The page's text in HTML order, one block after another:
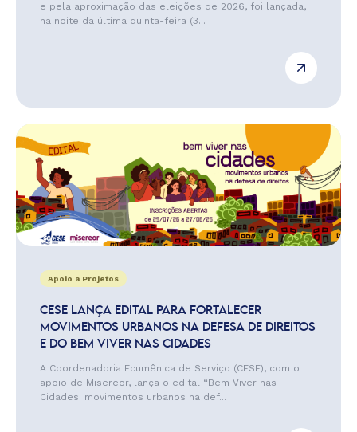
e pela aproximação das eleições de 2026, foi lançada,
na noite da última quinta-feira (3...
Apoio a Projetos
CESE LANÇA EDITAL PARA FORTALECER
MOVIMENTOS URBANOS NA DEFESA DE DIREITOS
E DO BEM VIVER NAS CIDADES
A Coordenadoria Ecumênica de Serviço (CESE), com o
apoio de Misereor, lança o edital “Bem Viver nas
Cidades: movimentos urbanos na def...